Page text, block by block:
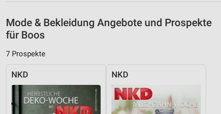
Mode & Bekleidung Angebote und Prospekte
für Boos
7 Prospekte
NKD NKD
Verwendung reduzierter Daten zur Auswahl von
IAB-Besonderheiten:
Verwendung genauer Standortdaten
Geräte anhand von aktiv angeforderten
Informationen identifizieren